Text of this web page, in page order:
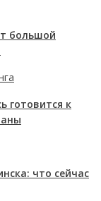
большой
готовится к
что сейчас